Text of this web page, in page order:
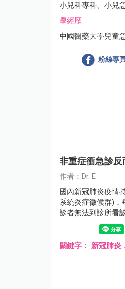
小兒科專科、小兒
學經歷
中國醫藥大學兒童
粉絲專
非重症衝急診
作者：Dr. E
國內新冠肺炎疫情
系統炎症徵候群)，
診者無法到診所看
況。以下小兒科醫
關鍵字： 新冠肺炎